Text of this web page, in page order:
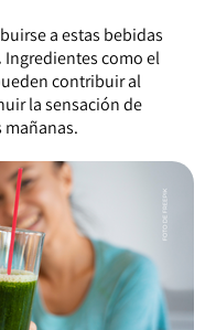
a estas bebidas
Ingredientes como el
contribuir al
la sensación de